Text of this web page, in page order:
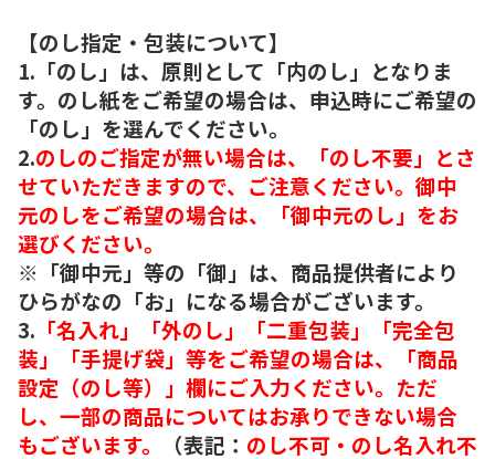
【のし指定・包装について】
1.「のし」は、原則として「内のし」となりま
す。のし紙をご希望の場合は、申込時にご希望の
「のし」を選んでください。
2.のしのご指定が無い場合は、「のし不要」とさ
せていただきますので、ご注意ください。御中
元のしをご希望の場合は、「御中元のし」をお
選びください。
※「御中元」等の「御」は、商品提供者により
ひらがなの「お」になる場合がございます。
3. 「名入れ」「外のし」「二重包装」「完全包
装」「手提げ袋」等をご希望の場合は、「商品
設定（のし等）」欄にご入力ください。ただ
し、一部の商品についてはお承りできない場合
もございます。
（表記： のし不可・のし名入れ不